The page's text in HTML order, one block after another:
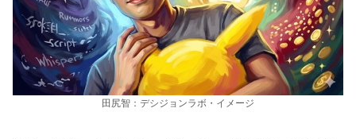
田尻智：デシジョンラボ・イメージ